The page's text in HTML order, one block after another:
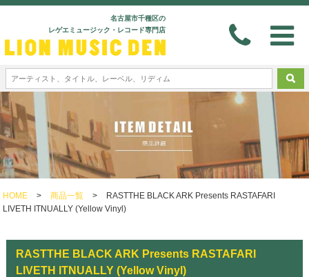
名古屋市千種区の
レゲエミュージック・レコード専門店
HOME > 商品一覧 >
RASTTHE BLACK ARK Presents RASTAFARI
LIVETH ITNUALLY (Yellow Vinyl)
RASTTHE BLACK ARK Presents RASTAFARI
LIVETH ITNUALLY (Yellow Vinyl)